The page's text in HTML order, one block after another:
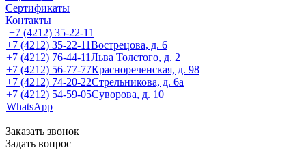
Сертификаты
Контакты
+7 (4212) 35-22-11
+7 (4212) 35-22-11Вострецова, д. 6
+7 (4212) 76-44-11Льва Толстого, д. 2
+7 (4212) 56-77-77Краснореченская, д. 98
+7 (4212) 74-20-22Стрельникова, д. 6а
+7 (4212) 54-59-05Суворова, д. 10
WhatsApp
Заказать звонок
Задать вопрос